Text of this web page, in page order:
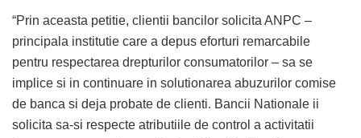
“Prin aceasta petitie, clientii bancilor solicita ANPC –
principala institutie care a depus eforturi remarcabile
pentru respectarea drepturilor consumatorilor – sa se
implice si in continuare in solutionarea abuzurilor comise
de banca si deja probate de clienti. Bancii Nationale ii
solicita sa-si respecte atributiile de control a activitatii